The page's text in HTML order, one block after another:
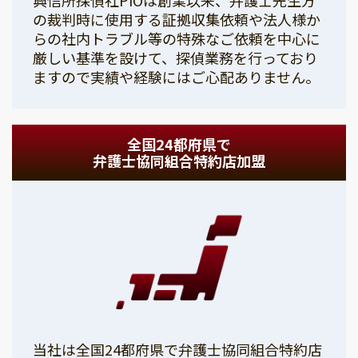
の裁判時に使用する証拠収集依頼や法人様か
らの社内トラブル等の特殊なご依頼を中心に
厳しい基準を設けて、探偵業務を行っており
ますので実績や経験にはご心配ありません。
全国24都府県で
弁護士協同組合特約店加盟
当社は全国24都府県で弁護士協同組合特約店